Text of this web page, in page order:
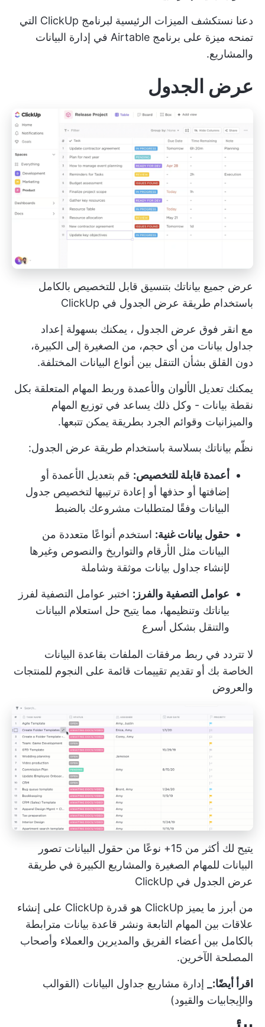
دعنا نستكشف الميزات الرئيسية لبرنامج ClickUp التي
تمنحه ميزة على برنامج Airtable في إدارة البيانات
والمشاريع.
عرض الجدول
عرض جميع بياناتك بتنسيق قابل للتخصيص بالكامل
باستخدام طريقة عرض الجدول في ClickUp
مع انقر فوق عرض الجدول ، يمكنك بسهولة إعداد
جداول بيانات من أي حجم، من الصغيرة إلى الكبيرة،
دون القلق بشأن التنقل بين أنواع البيانات المختلفة.
يمكنك تعديل الألوان والأعمدة وربط المهام المتعلقة بكل
نقطة بيانات - وكل ذلك يساعد في توزيع المهام
والميزانيات وقوائم الجرد بطريقة يمكن تتبعها.
نظّم بياناتك بسلاسة باستخدام طريقة عرض الجدول:
أعمدة قابلة للتخصيص: قم بتعديل الأعمدة أو
إضافتها أو حذفها أو إعادة ترتيبها لتخصيص جدول
البيانات وفقًا لمتطلبات مشروعك بالضبط
حقول بيانات غنية: استخدم أنواعًا متعددة من
البيانات مثل الأرقام والتواريخ والنصوص وغيرها
لإنشاء جداول بيانات موثقة وشاملة
عوامل التصفية والفرز: اختبر عوامل التصفية لفرز
بياناتك وتنظيمها، مما يتيح حل استعلام البيانات
والتنقل بشكل أسرع
لا تتردد في ربط مرفقات الملفات بقاعدة البيانات
الخاصة بك أو تقديم تقييمات قائمة على النجوم للمنتجات
والعروض
يتيح لك أكثر من 15+ نوعًا من حقول البيانات تصور
البيانات للمهام الصغيرة والمشاريع الكبيرة في طريقة
عرض الجدول في ClickUp
من أبرز ما يميز ClickUp هو قدرة ClickUp على إنشاء
علاقات بين المهام التابعة ونشر قاعدة بيانات مترابطة
بالكامل بين أعضاء الفريق والمديرين والعملاء وأصحاب
المصلحة الآخرين.
اقرأ أيضًا:_
إدارة مشاريع جداول البيانات (القوالب
والإيجابيات والقيود)